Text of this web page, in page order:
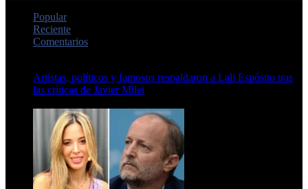
Popular
Reciente
Comentarios
Artistas, políticos y famosos respaldaron a Lali Espósito tras
las críticas de Javier Milei